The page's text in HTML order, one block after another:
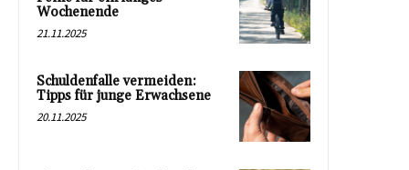
Wochenende
21.11.2025
Schuldenfalle vermeiden:
Tipps für junge Erwachsene
20.11.2025